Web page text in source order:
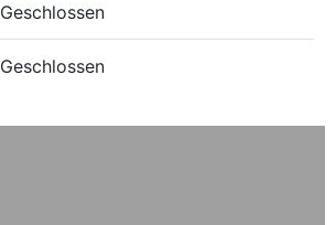
Geschlossen
Geschlossen